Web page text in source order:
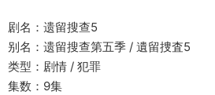
剧名：遗留搜查5
别名：遗留搜查第五季 / 遺留捜査5
类型：剧情 / 犯罪
集数：9集